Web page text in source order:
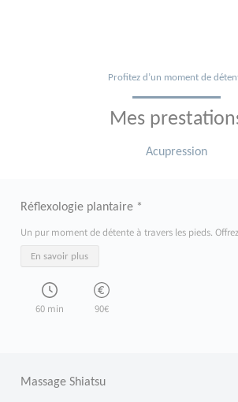
Profitez d’un moment de
Mes
Acupression
Réflexologie plantaire *
Un pur moment de détente à travers les pieds.
En savoir plus
60 min 90€
Massage Shiatsu